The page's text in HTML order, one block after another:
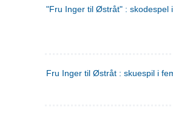
"Fru Inger til Østråt" : skodespel
Fru Inger til Østråt : skuespil i